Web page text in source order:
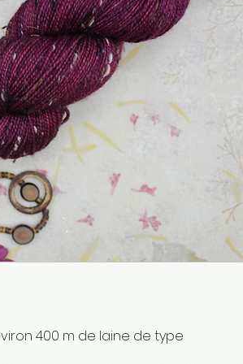
400 m de laine de type